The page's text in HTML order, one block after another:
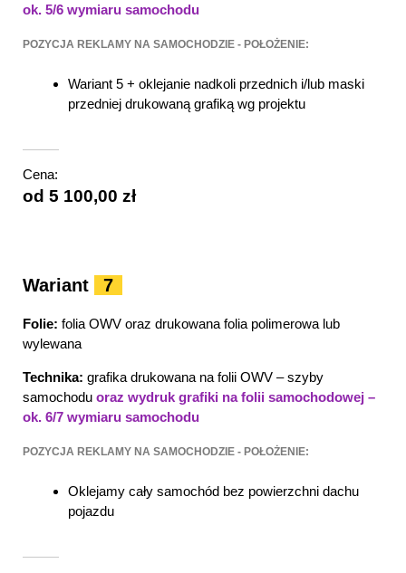
ok. 5/6 wymiaru samochodu
POZYCJA REKLAMY NA SAMOCHODZIE - POŁOŻENIE:
Wariant 5 + oklejanie nadkoli przednich i/lub maski
przedniej drukowaną grafiką wg projektu
Cena:
od 5 100,00 zł
Wariant 7
Folie: folia OWV oraz drukowana folia polimerowa lub
wylewana
Technika: grafika drukowana na folii OWV – szyby
samochodu oraz wydruk grafiki na folii samochodowej –
ok. 6/7 wymiaru samochodu
POZYCJA REKLAMY NA SAMOCHODZIE - POŁOŻENIE:
Oklejamy cały samochód bez powierzchni dachu
pojazdu